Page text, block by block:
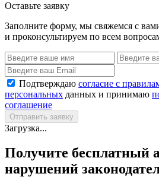
Оставьте заявку
Заполните форму, мы свяжемся с
и проконсультируем по всем
Подтверждаю согласие с
персональных данных и принимаю
соглашение
Отправить заявку
Загрузка...
Получите бесплатный
нарушений